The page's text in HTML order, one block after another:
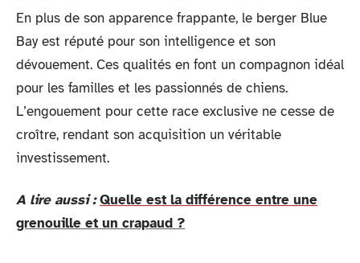
En plus de son apparence frappante, le berger Blue
Bay est réputé pour son intelligence et son
dévouement. Ces qualités en font un compagnon idéal
pour les familles et les passionnés de chiens.
L’engouement pour cette race exclusive ne cesse de
croître, rendant son acquisition un véritable
investissement.
A lire aussi : Quelle est la différence entre une
grenouille et un crapaud ?